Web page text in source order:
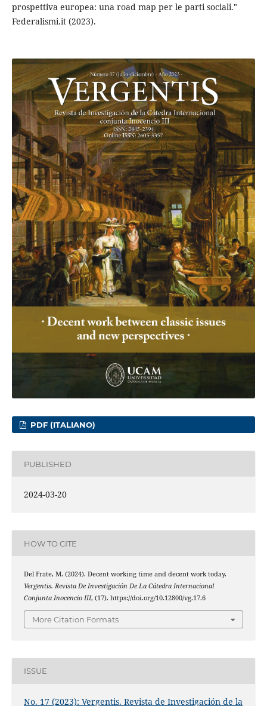
prospettiva europea: una road map per le parti sociali."
Federalismi.it (2023).
PDF (ITALIANO)
PUBLISHED
2024-03-20
HOW TO CITE
Del Frate, M. (2024). Decent working time and decent work today.
Vergentis. Revista De Investigación De La Cátedra Internacional
Conjunta Inocencio III, (17). https://doi.org/10.12800/vg.17.6
More Citation Formats
ISSUE
No. 17 (2023): Vergentis. Revista de Investigación de la